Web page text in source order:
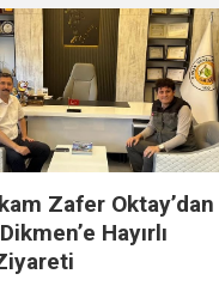
Zafer Oktay’dan
Hayırlı